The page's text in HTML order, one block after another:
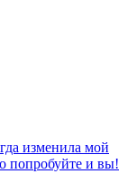
изменила мой
попробуйте и вы!